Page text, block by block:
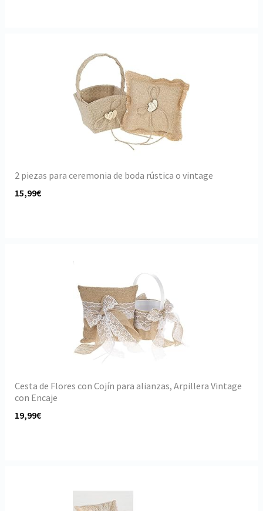
2 piezas para ceremonia de boda rústica o vintage
15,99€
Cesta de Flores con Cojín para alianzas, Arpillera Vintage
con Encaje
19,99€